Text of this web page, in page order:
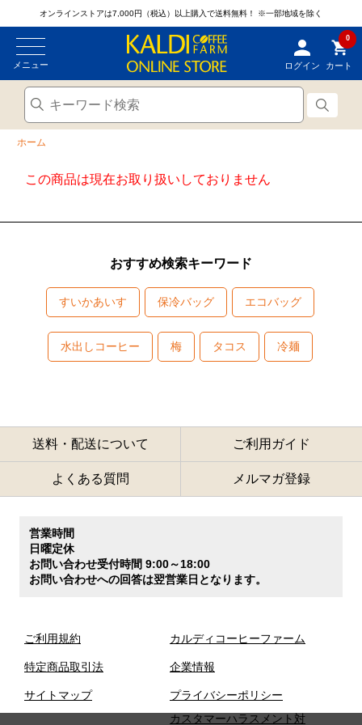
オンラインストアは7,000円（税込）以上購入で送料無料！ ※一部地域を除く
メニュー ログイン
0
カート
ホーム
この商品は現在お取り扱いしておりません
おすすめ検索キーワード
すいかあいす 保冷バッグ エコバッグ
水出しコーヒー 梅 タコス 冷麺
送料・配送について ご利用ガイド
よくある質問 メルマガ登録
営業時間
日曜定休
お問い合わせ受付時間 9:00～18:00
お問い合わせへの回答は翌営業日となります。
ご利用規約
特定商品取引法
サイトマップ
カルディコーヒーファーム
企業情報
プライバシーポリシー
カスタマーハラスメント対